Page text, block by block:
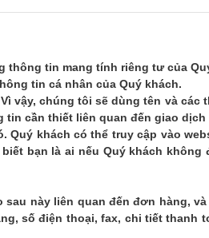
thông tin mang tính riêng tư của
tin cá nhân của Quý khách.
vậy, chúng tôi sẽ dùng tên và các
cần thiết liên quan đến giao dịch
khách có thể truy cập vào
bạn là ai nếu Quý khách không
này liên quan đến đơn hàng,
số điện thoại, fax, chi tiết thanh